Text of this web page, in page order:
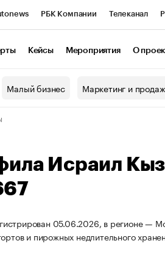
РБК Компании Телеканал
Кейсы Мероприятия О
Малый бизнес Маркетинг и
Исраил
05.06.2026, в регионе —
и пирожных недлительного